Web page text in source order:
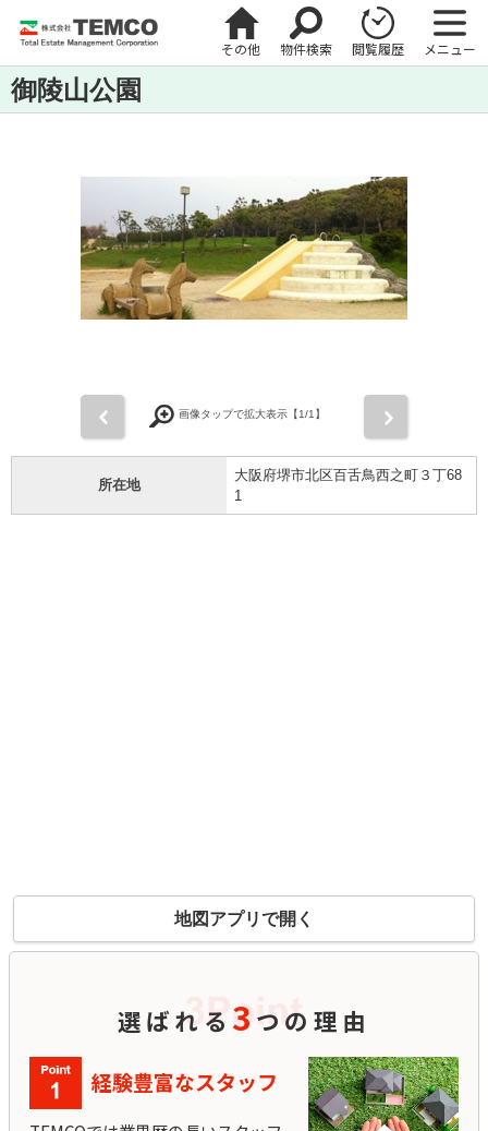
その他 物件検索 閲覧履歴 メニュー
御陵山公園
画像タップで拡大表示【1/1】
所在地
大阪府堺市北区百舌鳥西之町３丁68
1
地図アプリで開く
選ばれる 3 つの理由
経験豊富なスタッフ